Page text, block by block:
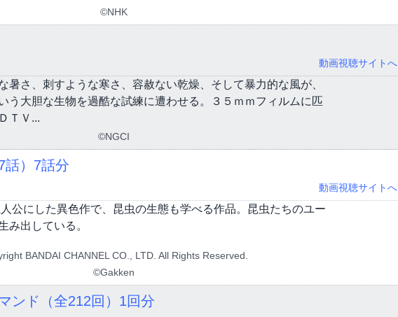
©NHK
動画視聴サイトへ
暑さ、刺すような寒さ、容赦ない乾燥、そして暴力的な風が、
う大胆な生物を過酷な試練に遭わせる。３５ｍｍフィルムに匹
ＴＶ...
©NGCI
） 7話分
動画視聴サイトへ
公にした異色作で、昆虫の生態も学べる作品。昆虫たちのユー
み出している。
BANDAI CHANNEL CO., LTD. All Rights Reserved.
©Gakken
ンド（全212回） 1回分